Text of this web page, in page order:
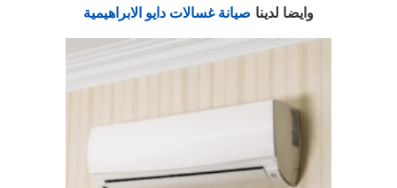
وايضا لدينا صيانة غسالات دايو الابراهيمية